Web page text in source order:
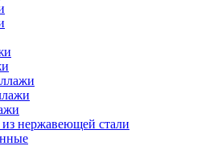
нержавеющей стали